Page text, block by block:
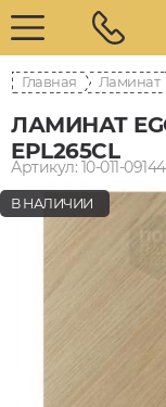
Главная Ламинат
ЛАМИНАТ
EPL265CL
Артикул: 10-011-09144
В НАЛИЧИИ